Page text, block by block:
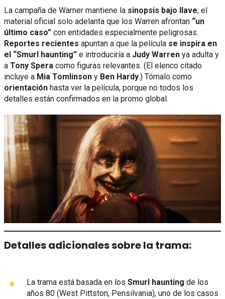
La campaña de Warner mantiene la sinopsis bajo llave; el
material oficial solo adelanta que los Warren afrontan “un
último caso” con entidades especialmente peligrosas.
Reportes recientes apuntan a que la película se inspira en
el “Smurl haunting” e introduciría a Judy Warren ya adulta y
a Tony Spera como figuras relevantes. (El elenco citado
incluye a Mia Tomlinson y Ben Hardy.) Tómalo como
orientación hasta ver la película, porque no todos los
detalles están confirmados en la promo global.
Detalles adicionales sobre la trama:
La trama está basada en los Smurl haunting de los
años 80 (West Pittston, Pensilvania), uno de los casos